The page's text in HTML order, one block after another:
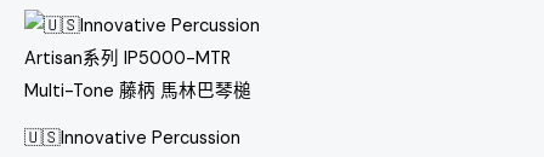
🇺🇸Innovative Percussion